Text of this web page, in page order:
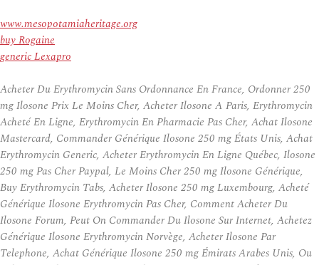
www.mesopotamiaheritage.org
buy Rogaine
generic Lexapro
Acheter Du Erythromycin Sans Ordonnance En France, Ordonner 250
mg Ilosone Prix Le Moins Cher, Acheter Ilosone A Paris, Erythromycin
Acheté En Ligne, Erythromycin En Pharmacie Pas Cher, Achat Ilosone
Mastercard, Commander Générique Ilosone 250 mg États Unis, Achat
Erythromycin Generic, Acheter Erythromycin En Ligne Québec, Ilosone
250 mg Pas Cher Paypal, Le Moins Cher 250 mg Ilosone Générique,
Buy Erythromycin Tabs, Acheter Ilosone 250 mg Luxembourg, Acheté
Générique Ilosone Erythromycin Pas Cher, Comment Acheter Du
Ilosone Forum, Peut On Commander Du Ilosone Sur Internet, Achetez
Générique Ilosone Erythromycin Norvège, Acheter Ilosone Par
Telephone, Achat Générique Ilosone 250 mg Émirats Arabes Unis, Ou